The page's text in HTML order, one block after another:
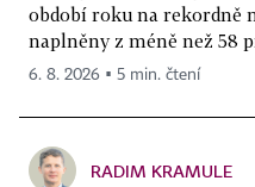
období roku na rekordně
naplněny z méně než 58
6. 8. 2026 ▪ 5 min. čtení
RADIM KRAMULE